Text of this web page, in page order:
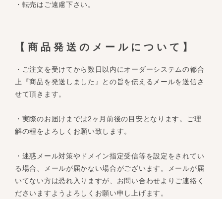
・転売はご遠慮下さい。
【商品発送のメールについて】
・ご注文を受けてから数日以内にオーダーシステムの都合
上『商品を発送しました』との旨を伝えるメールを送信さ
せて頂きます。
・実際のお届けまでは2ヶ月前後の目安となります。ご理
解の程をよろしくお願い致します。
・迷惑メール対策やドメイン指定受信等を設定をされてい
る場合、メールが届かない場合がございます。メールが届
いてない方は恐れ入りますが、お問い合わせよりご連絡く
ださいますようよろしくお願い申し上げます。